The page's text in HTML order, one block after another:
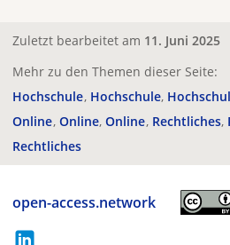
Zuletzt bearbeitet am 11. Juni 2025
Mehr zu den Themen dieser Seite:
Hochschule Hochschule
Online Online Online Rechtliches
Rechtliches
open-access.network